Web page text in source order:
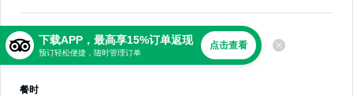
美食
中东风味，埃及菜
餐时
下载APP，最高享15%订单返现
预订轻松便捷，随时管理订单
点击查看